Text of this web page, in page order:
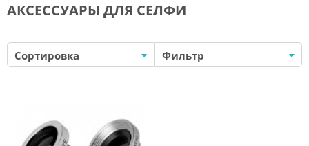
АКСЕССУАРЫ ДЛЯ СЕЛФИ
Сортировка Фильтр